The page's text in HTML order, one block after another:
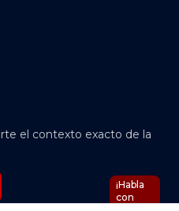
el contexto exacto de la
¡Habla
con